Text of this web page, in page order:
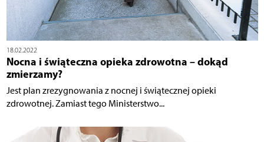
18.02.2022
Nocna i świąteczna opieka zdrowotna – dokąd
zmierzamy?
Jest plan zrezygnowania z nocnej i świątecznej opieki
zdrowotnej. Zamiast tego Ministerstwo...